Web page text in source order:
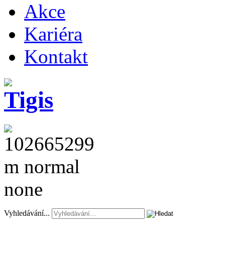
Akce
Kariéra
Kontakt
Vyhledávání...